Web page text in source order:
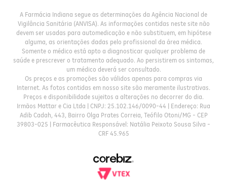
A Farmácia Indiana segue as determinações da Agência Nacional de
Vigilância Sanitária (ANVISA). As informações contidas neste site não
devem ser usadas para automedicação e não substituem, em hipótese
alguma, as orientações dadas pelo profissional da área médica.
Somente o médico está apto a diagnosticar qualquer problema de
saúde e prescrever o tratamento adequado. Ao persistirem os sintomas,
um médico deverá ser consultado.
Os preços e as promoções são válidos apenas para compras via
Internet. As fotos contidas em nosso site são meramente ilustrativas.
Preços e disponibilidade sujeitos a alterações no decorrer do dia.
Irmãos Mattar e Cia Ltda | CNPJ: 25.102.146/0090-44 | Endereço: Rua
Adib Cadah, 443, Bairro Olga Prates Correia, Teófilo Otoni/MG - CEP
39803-025 | Farmacêutica Responsável: Natália Peixoto Sousa Silva -
CRF 45.965